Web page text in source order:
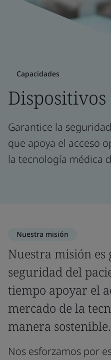
Capacidades
Garantice la
que apoya el acceso
la tecnología médica
Nuestra misión
Nuestra misión
seguridad del
tiempo apoyar el
mercado de la
manera sostenible.
Nos esforzamos por